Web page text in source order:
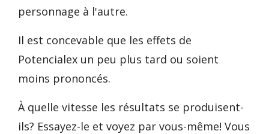
personnage à l'autre.
Il est concevable que les effets de
Potencialex un peu plus tard ou soient
moins prononcés.
À quelle vitesse les résultats se produisent-
ils? Essayez-le et voyez par vous-même! Vous